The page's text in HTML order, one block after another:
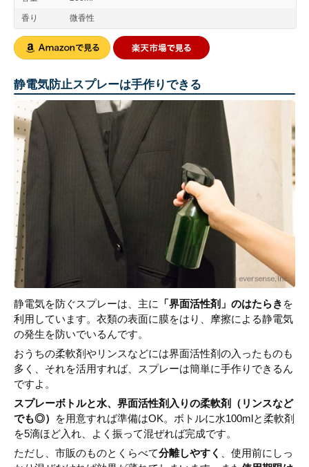
香り 微香性
静電気防止スプレーは手作りできる
静電気を防ぐスプレーは、主に 「界面活性剤」のはたらき を
利用しています。衣類の表面に膜をはり、摩擦による静電気
の発生を防いでいるんです。
おうちの柔軟剤やリンスなどには界面活性剤の入ったものも
多く、それを活用すれば、スプレーは簡単に手作りできるん
ですよ。
スプレーボトルと水、界面活性剤入りの柔軟剤（リンスなど
でも◎）
を用意すれば準備はOK。ボトルに水100mlと柔軟剤
を5滴ほど入れ、よく振って混ぜれば完成です。
ただし、市販のものとくらべて分離しやすく
、使用前にしっ